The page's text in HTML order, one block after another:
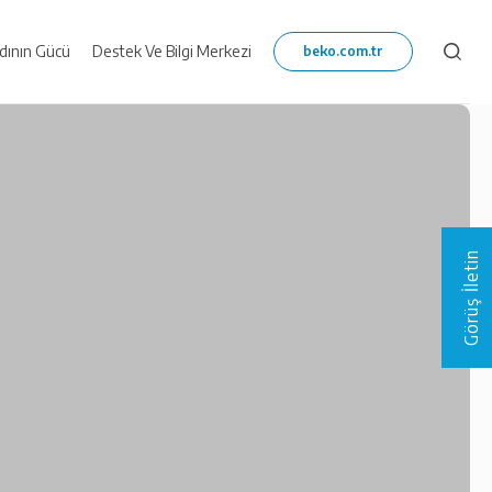
Gücü Destek Ve Bilgi Merkezi
Görüş İletin